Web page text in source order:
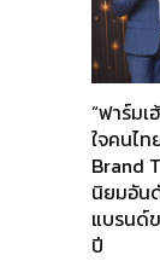
“ฟาร์ม
ใจคนไท
Brand
นิยมอัน
แบรนด์
ปี